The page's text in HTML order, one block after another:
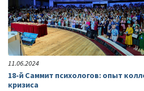
11.06.2024
18-й Саммит психологов: опыт
кризиса